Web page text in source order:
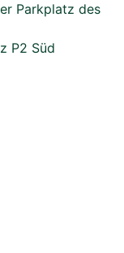
Parkplatz des
P2 Süd